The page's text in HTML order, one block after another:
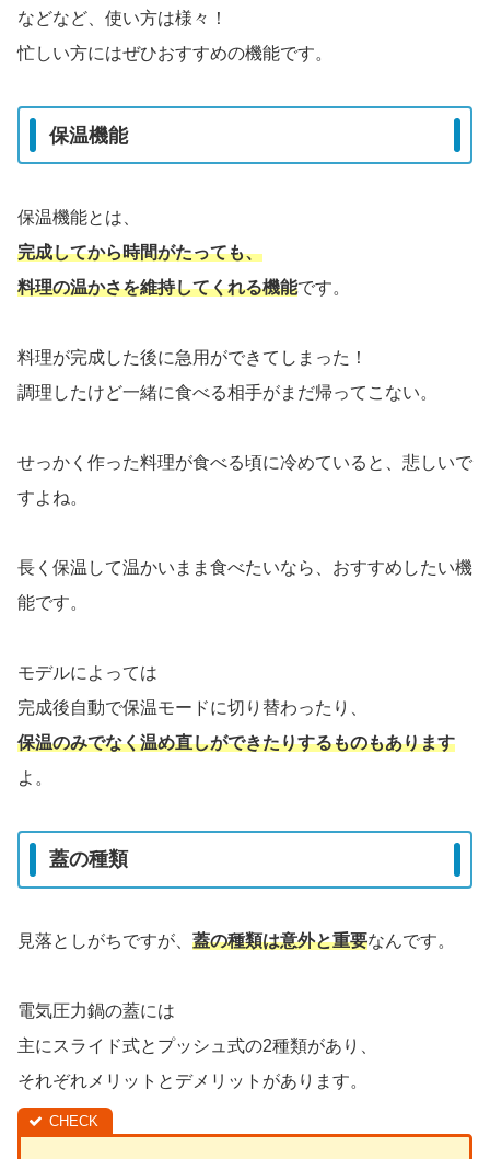
などなど、使い方は様々！
忙しい方にはぜひおすすめの機能です。
保温機能
保温機能とは、
完成してから時間がたっても、
料理の温かさを維持してくれる機能です。
料理が完成した後に急用ができてしまった！
調理したけど一緒に食べる相手がまだ帰ってこない。
せっかく作った料理が食べる頃に冷めていると、悲しいで
すよね。
長く保温して温かいまま食べたいなら、おすすめしたい機
能です。
モデルによっては
完成後自動で保温モードに切り替わったり、
保温のみでなく温め直しができたりするものもあります
よ。
蓋の種類
見落としがちですが、 蓋の種類は意外と重要なんです。
電気圧力鍋の蓋には
主にスライド式とプッシュ式の2種類があり、
それぞれメリットとデメリットがあります。